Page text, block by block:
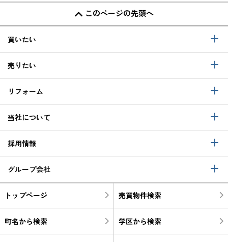
このページの先頭へ
買いたい
売りたい
リフォーム
当社について
採用情報
グループ会社
トップページ 売買物件検索
町名から検索 学区から検索